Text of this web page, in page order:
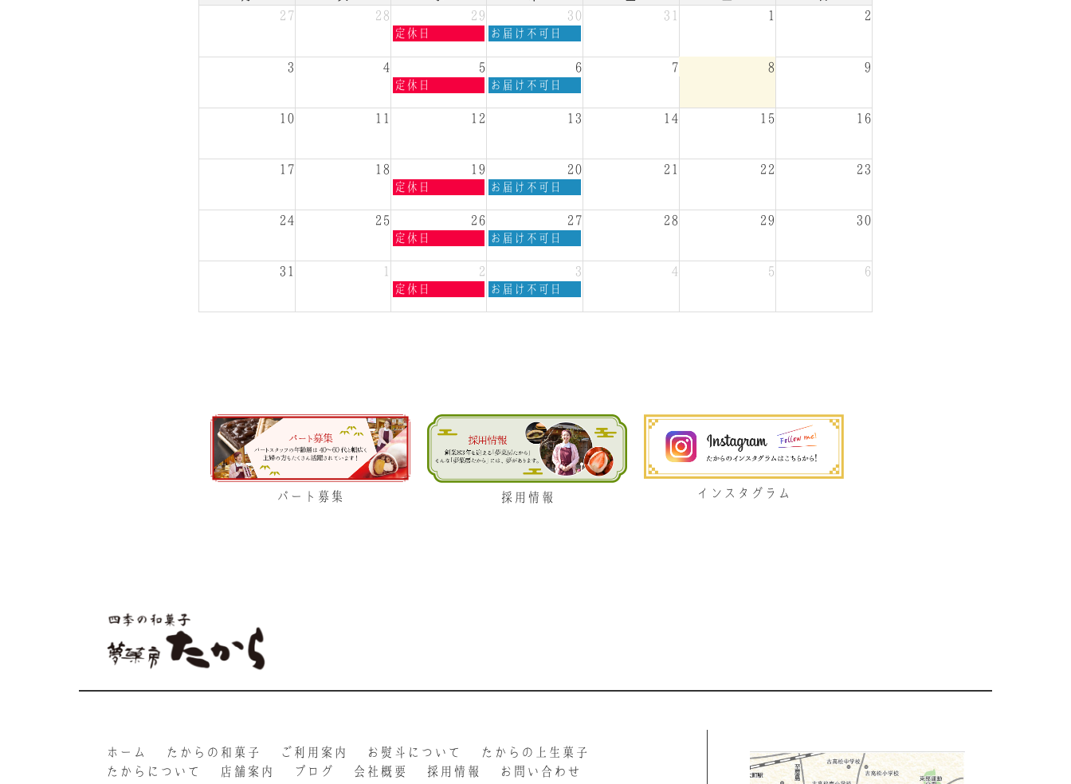
27
28 29 30 31 1 2
水
日,
7
月
定休日
木
日,
7
月
お届け不可日
3 4 5 6 7 8 9
水
5th
定休日
木
6th
お届け不可日
10 11 12 13 14 15 16
17 18 19 20 21 22 23
水
8
月
19th
定休日
木
8
月
20th
お届け不可日
24 25 26 27 28 29 30
水
8
月
26th
定休日
木
8
月
27th
お届け不可日
31 1 2 3 4 5 6
水
定休日
木
お届け不可日
パート募集 採用情報 インスタグラム
ホーム たからの和菓子 ご利用案内 お熨斗について
たからの上生菓子
たからについて
店舗案内 ブログ 会社概要 採用情報 お問い合わせ